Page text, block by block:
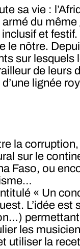
sa vie :
du même
et
le nôtre.
sur
de leurs
lignée
la
sur le
Faso, ou
« Un
L’idée est
les
utiliser la